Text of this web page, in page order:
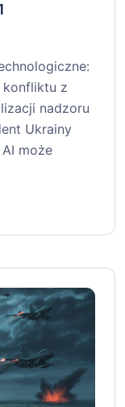
konfliktu z
nadzoru
Ukrainy
może